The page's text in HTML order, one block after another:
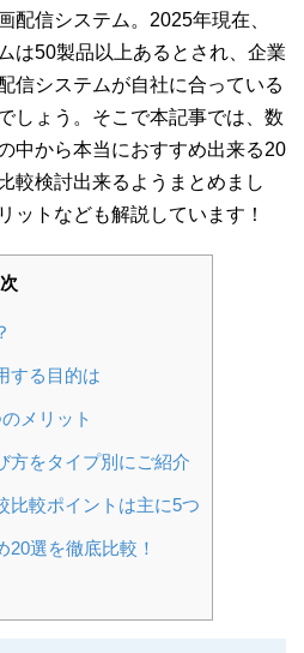
配信システム。2025年現在、
は50製品以上あるとされ、企業
信システムが自社に合っている
しょう。そこで本記事では、数
中から本当におすすめ出来る20
較検討出来るようまとめまし
ットなども解説しています！
する目的は
メリット
方をタイプ別にご紹介
比較ポイントは主に5つ
選を徹底比較！